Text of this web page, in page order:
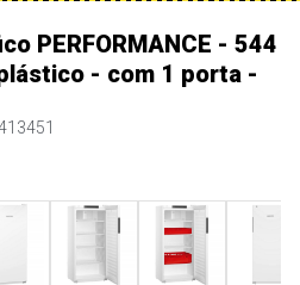
PERFORMANCE - 544
- com 1 porta -